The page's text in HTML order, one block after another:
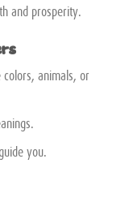
and prosperity.
animals, or
you.